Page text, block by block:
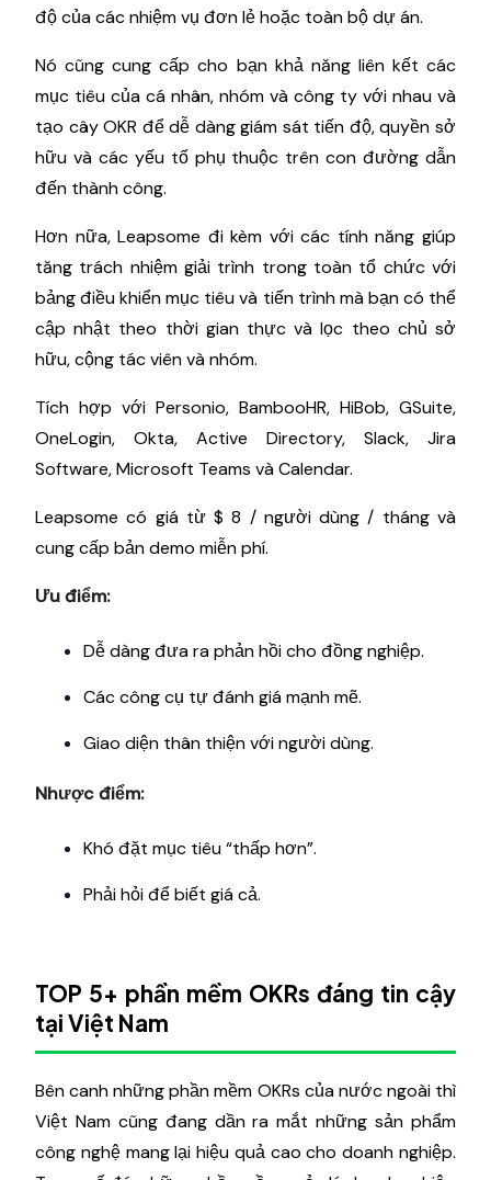
độ của các nhiệm vụ đơn lẻ hoặc toàn bộ dự án.
Nó cũng cung cấp cho bạn khả năng liên kết các
mục tiêu của cá nhân, nhóm và công ty với nhau và
tạo cây OKR để dễ dàng giám sát tiến độ, quyền sở
hữu và các yếu tố phụ thuộc trên con đường dẫn
đến thành công.
Hơn nữa, Leapsome đi kèm với các tính năng giúp
tăng trách nhiệm giải trình trong toàn tổ chức với
bảng điều khiển mục tiêu và tiến trình mà bạn có thể
cập nhật theo thời gian thực và lọc theo chủ sở
hữu, cộng tác viên và nhóm.
Tích hợp với Personio, BambooHR, HiBob, GSuite,
OneLogin, Okta, Active Directory, Slack, Jira
Software, Microsoft Teams và Calendar.
Leapsome có giá từ $ 8 / người dùng / tháng và
cung cấp bản demo miễn phí.
Ưu điểm:
Dễ dàng đưa ra phản hồi cho đồng nghiệp.
Các công cụ tự đánh giá mạnh mẽ.
Giao diện thân thiện với người dùng.
Nhược điểm:
Khó đặt mục tiêu “thấp hơn”.
Phải hỏi để biết giá cả.
TOP 5+ phần mềm OKRs đáng tin cậy
tại Việt Nam
Bên canh những phần mềm OKRs của nước ngoài thì
Việt Nam cũng đang dần ra mắt những sản phẩm
công nghệ mang lại hiệu quả cao cho doanh nghiệp.